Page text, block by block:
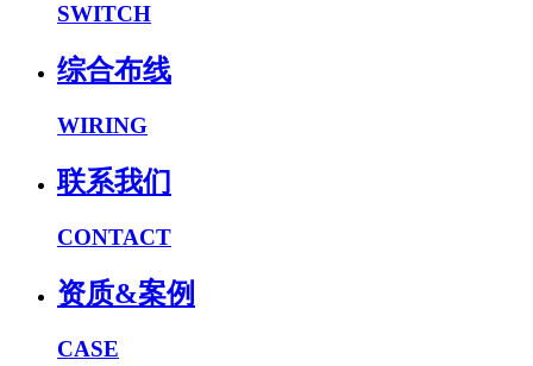
SWITCH
综合布线
WIRING
联系我们
CONTACT
资质&案例
CASE